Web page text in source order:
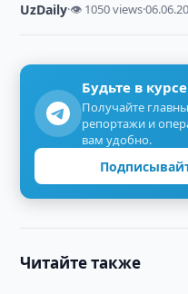
UzDaily·👁 1050 views·
Будьте в
Получайте
репортажи и
вам удобно.
Читайте также